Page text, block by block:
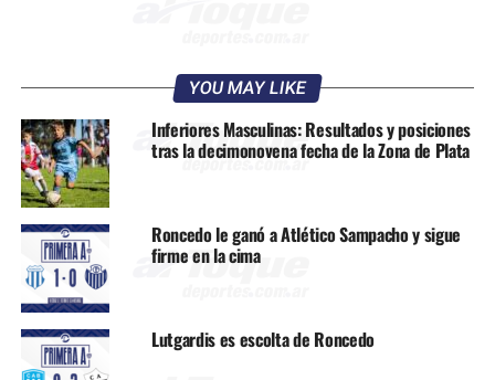
YOU MAY LIKE
Inferiores Masculinas: Resultados y posiciones
tras la decimonovena fecha de la Zona de Plata
Roncedo le ganó a Atlético Sampacho y sigue
firme en la cima
Lutgardis es escolta de Roncedo